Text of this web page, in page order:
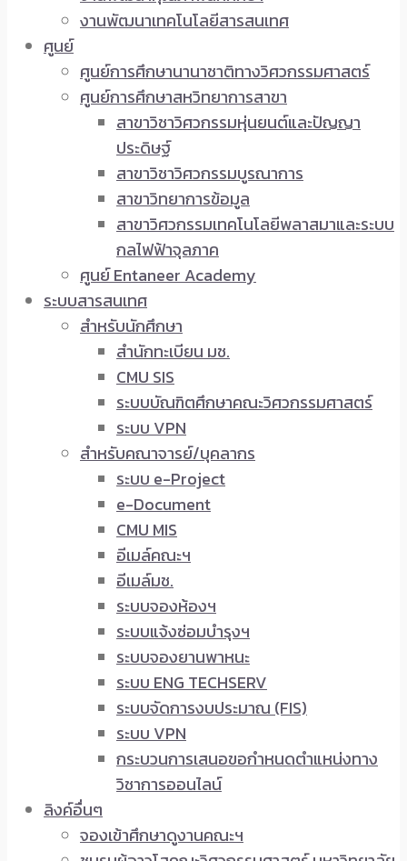
งานพัฒนาเทคโนโลยีสารสนเทศ
ศูนย์
ศูนย์การศึกษานานาชาติทางวิศวกรรมศาสตร์
ศูนย์การศึกษาสหวิทยาการสาขา
สาขาวิชาวิศวกรรมหุ่นยนต์และปัญญา
ประดิษฐ์
สาขาวิชาวิศวกรรมบูรณาการ
สาขาวิทยาการข้อมูล
สาขาวิศวกรรมเทคโนโลยีพลาสมาและระบบ
กลไฟฟ้าจุลภาค
ศูนย์ Entaneer Academy
ระบบสารสนเทศ
สำหรับนักศึกษา
สำนักทะเบียน มช.
CMU SIS
ระบบบัณฑิตศึกษาคณะวิศวกรรมศาสตร์
ระบบ VPN
สำหรับคณาจารย์/บุคลากร
ระบบ e-Project
e-Document
CMU MIS
อีเมล์คณะฯ
อีเมล์มช.
ระบบจองห้องฯ
ระบบแจ้งซ่อมบำรุงฯ
ระบบจองยานพาหนะ
ระบบ ENG TECHSERV
ระบบจัดการงบประมาณ (FIS)
ระบบ VPN
กระบวนการเสนอขอกำหนดตำแหน่งทาง
วิชาการออนไลน์
ลิงค์อื่นๆ
จองเข้าศึกษาดูงานคณะฯ